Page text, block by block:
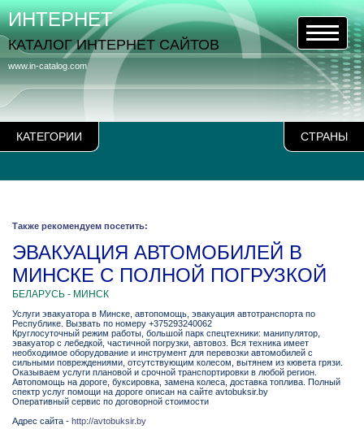
КАТЕГОРИИ СТРАНЫ
www.in-catalog.com
ИНТЕРНЕТ
КАТАЛОГ ИНТЕРНЕТ САЙТОВ
Также рекомендуем посетить:
ЭВАКУАЦИЯ АВТОМОБИЛЕЙ В
МИНСКЕ С ПОЛНОЙ ПОГРУЗКОЙ
БЕЛАРУСЬ - МИНСК
Услуги эвакуатора в Минске, автопомощь, эвакуация автотранспорта по
Республике. Вызвать по номеру +375293240062
Круглосуточный режим работы, большой парк спецтехники: манипулятор,
эвакуатор с лебедкой, частичной погрузки, автовоз. Вся техника имеет
необходимое оборудование и инструмент для перевозки автомобилей с
сильными повреждениями, отсутствующим колесом, вытянем из кювета грязи.
Оказываем услуги плановой и срочной транспортировки в любой регион.
Автопомощь на дороге, буксировка, замена колеса, доставка топлива. Полный
спектр услуг помощи на дороге описан на сайте avtobuksir.by
Оперативный сервис по договорной стоимости
Адрес сайта - http://avtobuksir.by